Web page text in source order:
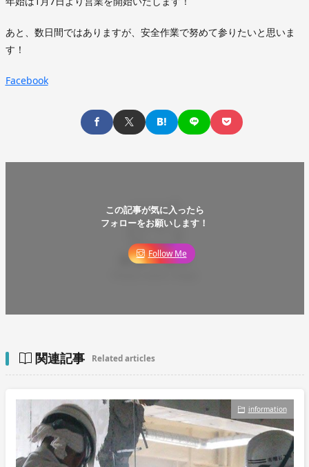
あと、数日間ではありますが、安全作業で努めて参りたいと思いま
す！
Facebook
この記事が気に入ったら
フォローをお願いします！
Follow Me
関連記事 Related articles
information